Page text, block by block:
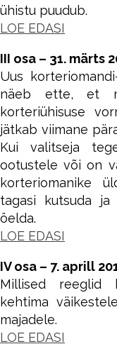
ühistu puudub.
LOE EDASI
III osa – 31. märts
Uus
näeb ette, et
korteriühisuse
jätkab viimane
Kui valitseja
ootustele või on
korteriomanike
tagasi kutsuda
öelda.
LOE EDASI
IV osa – 7. aprill
Millised reeglid
kehtima
majadele.
LOE EDASI